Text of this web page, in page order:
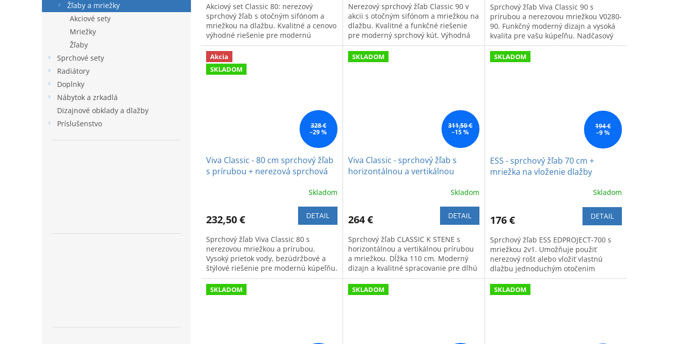
Žľaby a mriežky
Akciové sety
Mriežky
Žľaby
Sprchové sety
Radiátory
Doplnky
Nábytok a zrkadlá
Dizajnové obklady a dlažby
Príslušenstvo
Akciový set Classic 80: nerezový
sprchový žľab s otočným sifónom a
mriežkou na dlažbu. Kvalitné a cenovo
výhodné riešenie pre modernú
kúpeľňu.
Nerezový sprchový žľab Classic 90 v
akcii s otočným sifónom a mriežkou na
dlažbu. Kvalitné a funkčné riešenie
pre moderný sprchový kút. Výhodná
ponuka.
Sprchový žľab Viva Classic 90 s
prírubou a nerezovou mriežkou V0280-
90. Funkčný moderný dizajn a vysoká
kvalita pre vašu kúpeľňu. Nadčasový
vzhľad a dlhá životnosť.
Akcia
SKLADOM
328 €
–29 %
Viva Classic - 80 cm sprchový žľab
s prírubou + nerezová sprchová
Skladom
232,50 € DETAIL
Sprchový žľab Viva Classic 80 s
nerezovou mriežkou a prírubou.
Vysoký prietok vody, bezúdržbové a
štýlové riešenie pre modernú kúpeľňu.
SKLADOM
311,50 €
–15 %
Viva Classic - sprchový žľab s
horizontálnou a vertikálnou
Skladom
264 € DETAIL
Sprchový žľab CLASSIC K STENE s
horizontálnou a vertikálnou prírubou
a mriežkou. Dĺžka 110 cm. Moderný
dizajn a kvalitné spracovanie pre dlhú
životnosť.
SKLADOM
194 €
–9 %
ESS - sprchový žľab 70 cm +
mriežka na vloženie dlažby
Skladom
176 € DETAIL
Sprchový žľab ESS EDPROJECT-700 s
mriežkou 2v1. Umožňuje použiť
nerezový rošt alebo vložiť vlastnú
dlažbu jednoduchým otočením
mriežky.
SKLADOM SKLADOM SKLADOM